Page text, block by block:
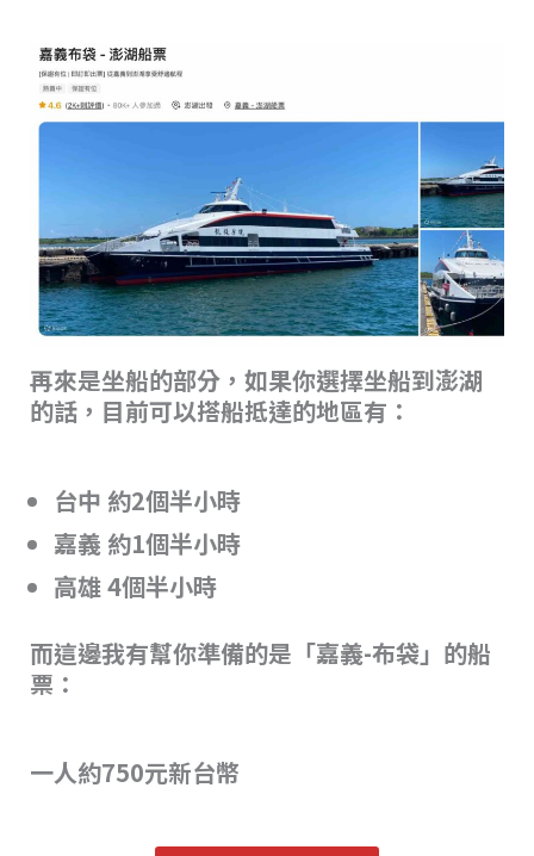
再來是坐船的部分，如果你選擇坐船到澎湖
的話，目前可以搭船抵達的地區有：
台中 約2個半小時
嘉義 約1個半小時
高雄 4個半小時
而這邊我有幫你準備的是「嘉義-布袋」的船
票：
一人約750元新台幣